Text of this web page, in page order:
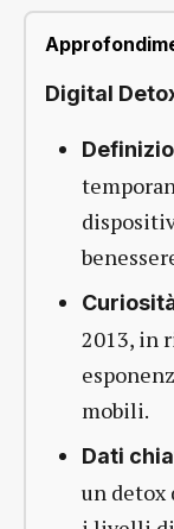
Digital
2013, in
mobili.
Dati
un